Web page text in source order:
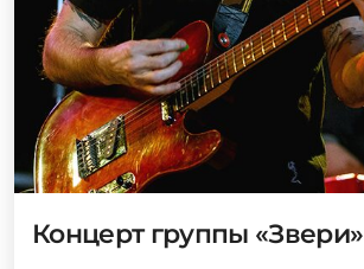
Концерт группы «Звери»